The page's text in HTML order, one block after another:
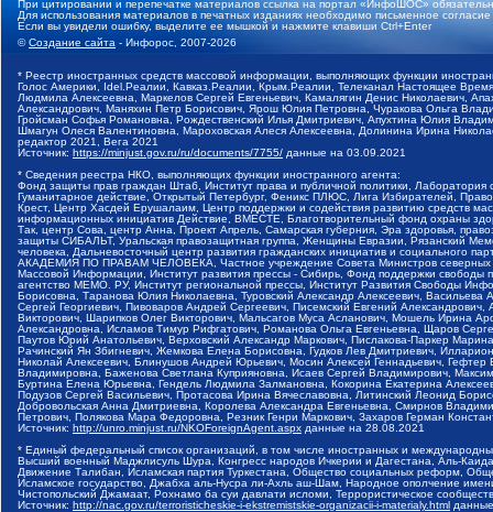
При цитировании и перепечатке материалов ссылка на портал «ИнфоШОС»
Для использования материалов в печатных изданиях необходимо письменное
Если вы увидели ошибку, выделите ее мышкой и нажмите клавиши Ctrl+Enter
©Создание сайта - Инфорос, 2007-2026
* Реестр иностранных средств массовой информации, выполняющих функции
Голос Америки, Idel.Реалии, Кавказ.Реалии, Крым.Реалии, Телеканал Настоящее
Людмила Алексеевна, Маркелов Сергей Евгеньевич, Камалягин Денис Николаевич,
Александрович, Маняхин Петр Борисович, Ярош Юлия Петровна, Чуракова Ольга
Гройсман Софья Романовна, Рождественский Илья Дмитриевич, Апухтина Юлия
Шмагун Олеся Валентиновна, Мароховская Алеся Алексеевна, Долинина Ирина
редактор 2021, Вега 2021
Источник: https://minjust.gov.ru/ru/documents/7755/ данные на 03.09.2021
* Сведения реестра НКО, выполняющих функции иностранного агента:
Фонд защиты прав граждан Штаб, Институт права и публичной политики,
Гуманитарное действие, Открытый Петербург, Феникс ПЛЮС, Лига Избирателей,
Крест, Центр Хасдей Ерушалаим, Центр поддержки и содействия развитию средств
информационных инициатив Действие, ВМЕСТЕ, Благотворительный фонд охраны
Так, центр Сова, центр Анна, Проект Апрель, Самарская губерния, Эра здоровья,
защиты СИБАЛЬТ, Уральская правозащитная группа, Женщины Евразии, Рязанский
человека, Дальневосточный центр развития гражданских инициатив и социального
АКАДЕМИЯ ПО ПРАВАМ ЧЕЛОВЕКА, Частное учреждение Совета Министров северных
Массовой Информации, Институт развития прессы - Сибирь, Фонд поддержки
агентство МЕМО. РУ, Институт региональной прессы, Институт Развития Свободы
Борисовна, Таранова Юлия Николаевна, Туровский Александр Алексеевич,
Сергей Георгиевич, Пивоваров Андрей Сергеевич, Писемский Евгений
Викторович, Шарипков Олег Викторович, Мальсагов Муса Асланович, Мошель Ирина
Александровна, Исламов Тимур Рифгатович, Романова Ольга Евгеньевна, Щаров
Паутов Юрий Анатольевич, Верховский Александр Маркович, Пислакова-Паркер
Рачинский Ян Збигневич, Жемкова Елена Борисовна, Гудков Лев Дмитриевич,
Николай Алексеевич, Блинушов Андрей Юрьевич, Мосин Алексей Геннадьевич,
Владимировна, Баженова Светлана Куприяновна, Исаев Сергей Владимирович,
Буртина Елена Юрьевна, Гендель Людмила Залмановна, Кокорина Екатерина
Подузов Сергей Васильевич, Протасова Ирина Вячеславовна, Литинский Леонид
Добровольская Анна Дмитриевна, Королева Александра Евгеньевна, Смирнов
Петрович, Полякова Мара Федоровна, Резник Генри Маркович, Захаров Герман
Источник: http://unro.minjust.ru/NKOForeignAgent.aspx данные на 28.08.2021
* Единый федеральный список организаций, в том числе иностранных и
Высший военный Маджлисуль Шура, Конгресс народов Ичкерии и Дагестана, Аль-
Движение Талибан, Исламская партия Туркестана, Общество социальных реформ,
Исламское государство, Джабха аль-Нусра ли-Ахль аш-Шам, Народное ополчение
Чистопольский Джамаат, Рохнамо ба суи давлати исломи, Террористическое
Источник: http://nac.gov.ru/terroristicheskie-i-ekstremistskie-organizacii-i-materialy.html